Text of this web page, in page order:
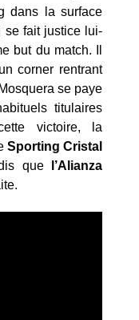
dans la surface
se fait justice lui-
but du match. Il
corner rentrant
Mosquera se paye
titulaires
victoire, la
Sporting Cristal
que
l’Alianza